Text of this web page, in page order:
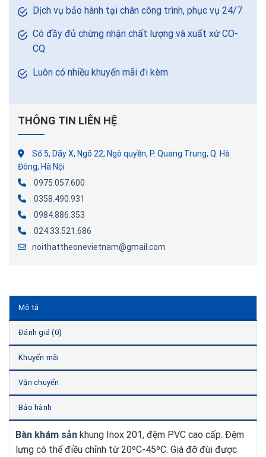
Dịch vụ bảo hành tại chân công trình, phục vụ 24/7
Có đầy đủ chứng nhận chất lượng và xuất xứ CO-
CQ
Luôn có nhiều khuyến mãi đi kèm
THÔNG TIN LIÊN HỆ
Số 5, Dãy X, Ngõ 22, Ngô quyền, P. Quang Trung, Q. Hà
Đông, Hà Nội
0975.057.600
0358.490.931
0984.886.353
024.33.521.686
noithattheonevietnam@gmail.com
Mô tả
Đánh giá (0)
Khuyến mãi
Vận chuyển
Bảo hành
Bàn khám sản khung Inox 201, đệm PVC cao cấp. Đệm
lưng có thể điều chỉnh từ 20ºC-45ºC. Giá đỡ đùi được